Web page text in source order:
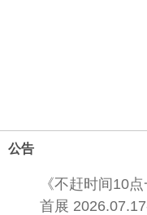
公告
《不赶时间10
首展